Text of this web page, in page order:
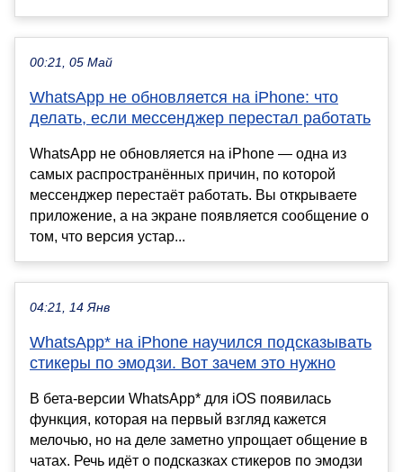
00:21, 05 Май
WhatsApp не обновляется на iPhone: что
делать, если мессенджер перестал работать
WhatsApp не обновляется на iPhone — одна из
самых распространённых причин, по которой
мессенджер перестаёт работать. Вы открываете
приложение, а на экране появляется сообщение о
том, что версия устар...
04:21, 14 Янв
WhatsApp* на iPhone научился подсказывать
стикеры по эмодзи. Вот зачем это нужно
В бета-версии WhatsApp* для iOS появилась
функция, которая на первый взгляд кажется
мелочью, но на деле заметно упрощает общение в
чатах. Речь идёт о подсказках стикеров по эмодзи